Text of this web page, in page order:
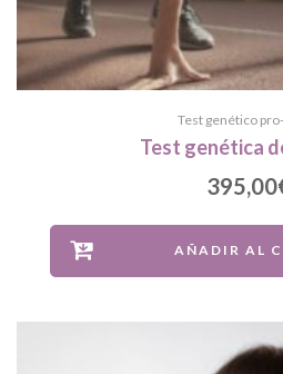
Test genético
Test genética
395,00
AÑADIR AL